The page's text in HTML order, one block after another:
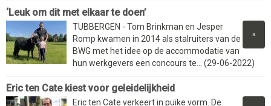
‘Leuk om dit met elkaar te doen’
»
TUBBERGEN - Tom Brinkman en Jesper
Romp kwamen in 2014 als stalruiters van de
BWG met het idee op de accommodatie van
hun werkgevers een concours te... (29-06-2022)
Eric ten Cate kiest voor geleidelijkheid
Eric ten Cate verkeert in puike vorm. De